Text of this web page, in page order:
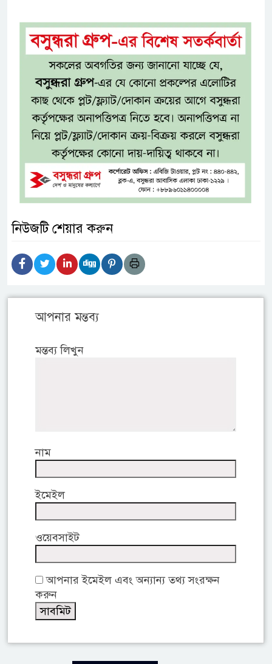
নিউজটি শেয়ার করুন
আপনার মন্তব্য
মন্তব্য লিখুন
নাম
ইমেইল
ওয়েবসাইট
আপনার ইমেইল এবং অন্যান্য তথ্য সংরক্ষন
করুন